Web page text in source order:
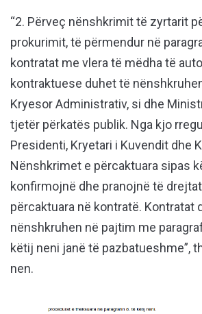
“2. Përveç nënshkrimit të zyrtarit
prokurimit, të përmendur në
kontratat me vlera të mëdha të
kontraktuese duhet të
Kryesor Administrativ, si dhe
tjetër përkatës publik. Nga kjo
Presidenti, Kryetari i Kuvendit dhe
Nënshkrimet e përcaktuara sipas
konfirmojnë dhe pranojnë të
përcaktuara në kontratë. Kontratat
nënshkruhen në pajtim me
këtij neni janë të pazbatueshme”,
nen.